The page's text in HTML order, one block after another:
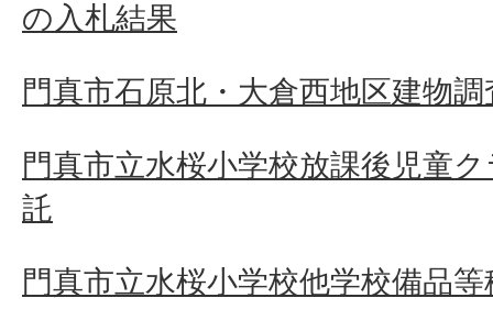
の入札結果
門真市石原北・大倉西地区建物
門真市立水桜小学校放課後児童
託
門真市立水桜小学校他学校備品